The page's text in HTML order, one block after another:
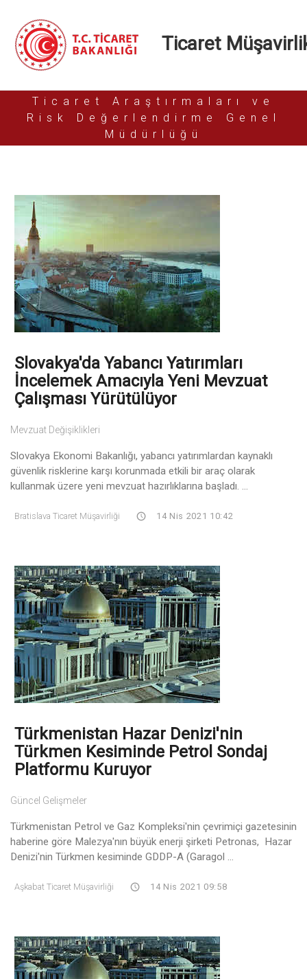
Ticaret
Ticaret Araştırmaları ve
Risk Değerlendirme Genel
Müdürlüğü
Slovakya'da Yabancı Yatırımları
İncelemek Amacıyla Yeni Mevzuat
Çalışması Yürütülüyor
Mevzuat Değişiklikleri
Slovakya Ekonomi Bakanlığı, yabancı yatırımlardan kaynaklı
güvenlik risklerine karşı korunmada etkili bir araç olarak
kullanmak üzere yeni mevzuat hazırlıklarına başladı. ...
Bratislava Ticaret Müşavirliği 14 Nis 2021 10:42
Türkmenistan Hazar Denizi'nin
Türkmen Kesiminde Petrol Sondaj
Platformu Kuruyor
Güncel Gelişmeler
Türkmenistan Petrol ve Gaz Kompleksi'nin çevrimiçi gazetesinin
haberine göre Malezya'nın büyük enerji şirketi Petronas, Hazar
Denizi'nin Türkmen kesiminde GDDP-A (Garagol ...
Aşkabat Ticaret Müşavirliği 14 Nis 2021 09:58